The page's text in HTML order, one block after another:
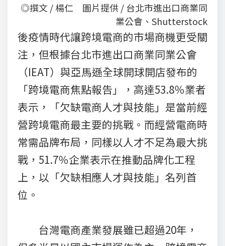
◎撰文 / 楊仁 圖片提供 / 台北市進出口商業同
業公會、Shutterstock
後疫情時代讓跨境電商的市場商機更受關
注，但根據台北市進出口商業同業公會
（IEAT）與亞馬遜全球開球開店發布的
「跨境電商焦點報告」，高達53.8％業者
表示，「欠缺電商人才與技能」是當前經
營跨境電商最主要的挑戰。而經營電商時
常需品牌布局，同樣以人才不足為最大挑
戰，51.7％企業表示在推動品牌化工程
上，以「欠缺相應人才與技能」名列首
位。
台灣電商產業發展雖已超過20年，